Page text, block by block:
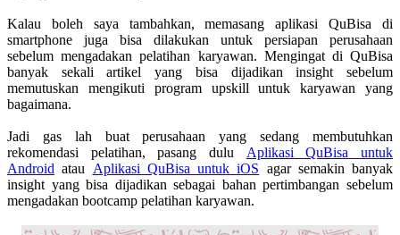
Kalau boleh saya tambahkan, memasang aplikasi QuBisa di
smartphone juga bisa dilakukan untuk persiapan perusahaan
sebelum mengadakan pelatihan karyawan. Mengingat di QuBisa
banyak sekali artikel yang bisa dijadikan insight sebelum
memutuskan mengikuti program upskill untuk karyawan yang
bagaimana.
Jadi gas lah buat perusahaan yang sedang membutuhkan
rekomendasi pelatihan, pasang dulu Aplikasi QuBisa untuk
Android atau Aplikasi QuBisa untuk iOS agar semakin banyak
insight yang bisa dijadikan sebagai bahan pertimbangan sebelum
mengadakan bootcamp pelatihan karyawan.